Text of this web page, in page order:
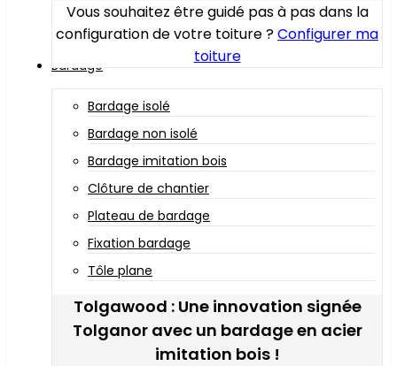
Vous souhaitez être guidé pas à pas dans la
configuration de votre toiture ?Configurer ma
toiture
Bardage
Bardage isolé
Bardage non isolé
Bardage imitation bois
Clôture de chantier
Plateau de bardage
Fixation bardage
Tôle plane
Tolgawood : Une innovation signée
Tolganor avec un bardage en acier
imitation bois !